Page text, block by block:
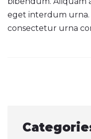
eget interdum
consectetur urna